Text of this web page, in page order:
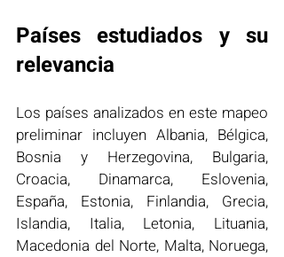
Países estudiados y su
relevancia
Los países analizados en este mapeo
preliminar incluyen Albania, Bélgica,
Bosnia y Herzegovina, Bulgaria,
Croacia, Dinamarca, Eslovenia,
España, Estonia, Finlandia, Grecia,
Islandia, Italia, Letonia, Lituania,
Macedonia del Norte, Malta, Noruega,